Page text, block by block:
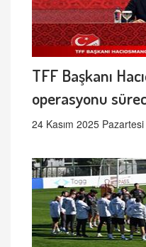
TFF Başkanı
operasyonu
24 Kasım 2025 Pazartesi